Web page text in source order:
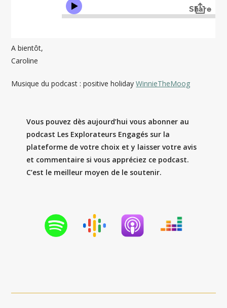
A bientôt,
Caroline
Musique du podcast : positive holidayWinnieTheMoog
Vous pouvez dès aujourd’hui vous abonner au
podcast Les Explorateurs Engagés sur la
plateforme de votre choix et y laisser votre avis
et commentaire si vous appréciez ce podcast.
C’est le meilleur moyen de le soutenir.